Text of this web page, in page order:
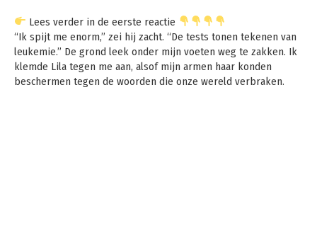
Lees verder in de eerste reactie
“Ik spijt me enorm,” zei hij zacht. “De tests tonen tekenen van
leukemie.” De grond leek onder mijn voeten weg te zakken. Ik
klemde Lila tegen me aan, alsof mijn armen haar konden
beschermen tegen de woorden die onze wereld verbraken.